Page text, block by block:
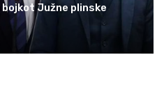
bojkot Južne plinske